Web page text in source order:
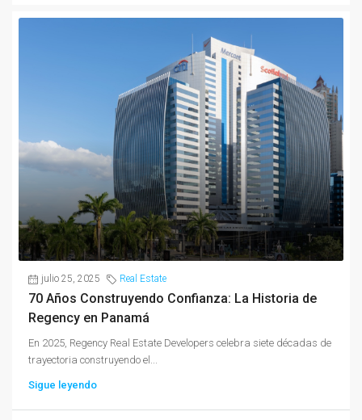
julio 25, 2025 Real Estate
70 Años Construyendo Confianza: La Historia de
Regency en Panamá
En 2025, Regency Real Estate Developers celebra siete décadas de
trayectoria construyendo el...
Sigue leyendo